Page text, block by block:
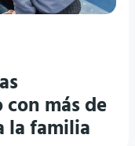
más de
la familia